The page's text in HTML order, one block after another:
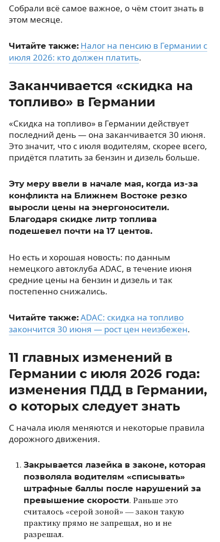
Собрали всё самое важное, о чём стоит знать в
этом месяце.
Читайте также: Налог на пенсию в Германии с
июля 2026: кто должен платить.
Заканчивается «скидка на
топливо» в Германии
«Скидка на топливо» в Германии действует
последний день — она заканчивается 30 июня.
Это значит, что с июля водителям, скорее всего,
придётся платить за бензин и дизель больше.
Эту меру ввели в начале мая, когда из-за
конфликта на Ближнем Востоке резко
выросли цены на энергоносители.
Благодаря скидке литр топлива
подешевел почти на 17 центов.
Но есть и хорошая новость: по данным
немецкого автоклуба ADAC, в течение июня
средние цены на бензин и дизель и так
постепенно снижались.
Читайте также: ADAC: скидка на топливо
закончится 30 июня — рост цен неизбежен.
11 главных изменений в
Германии с июля 2026 года:
изменения ПДД в Германии,
о которых следует знать
С начала июля меняются и некоторые правила
дорожного движения.
Закрывается лазейка в законе, которая
позволяла водителям «списывать»
штрафные баллы после нарушений за
превышение скорости. Раньше это
считалось «серой зоной» — закон такую
практику прямо не запрещал, но и не
разрешал.